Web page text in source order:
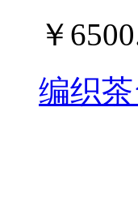
￥
编织